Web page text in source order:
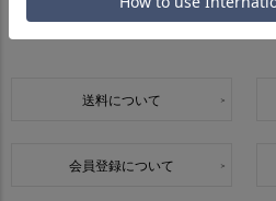
送料について
会員登録について